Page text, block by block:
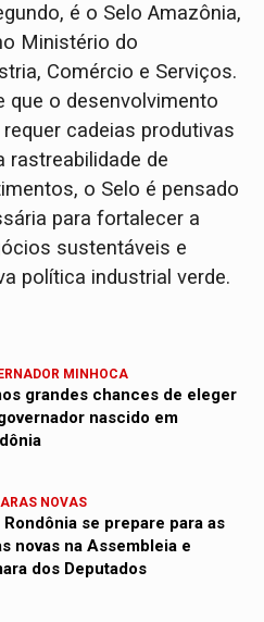
é o Selo Amazônia,
Ministério do
Comércio e Serviços.
que o desenvolvimento
cadeias produtivas
rastreabilidade de
o Selo é pensado
para fortalecer a
sustentáveis e
política industrial verde.
MINHOCA
grandes chances de eleger
nascido em
NOVAS
Rondônia se prepare para as
novas na Assembleia e
dos Deputados